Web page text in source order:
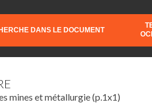
DANS LE DOCUMENT
mines et métallurgie(p.1x1)